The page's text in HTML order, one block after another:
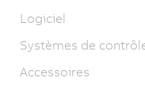
Logiciel
Systèmes de
Accessoires